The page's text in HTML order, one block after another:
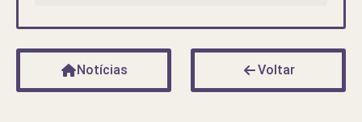
Notícias Voltar